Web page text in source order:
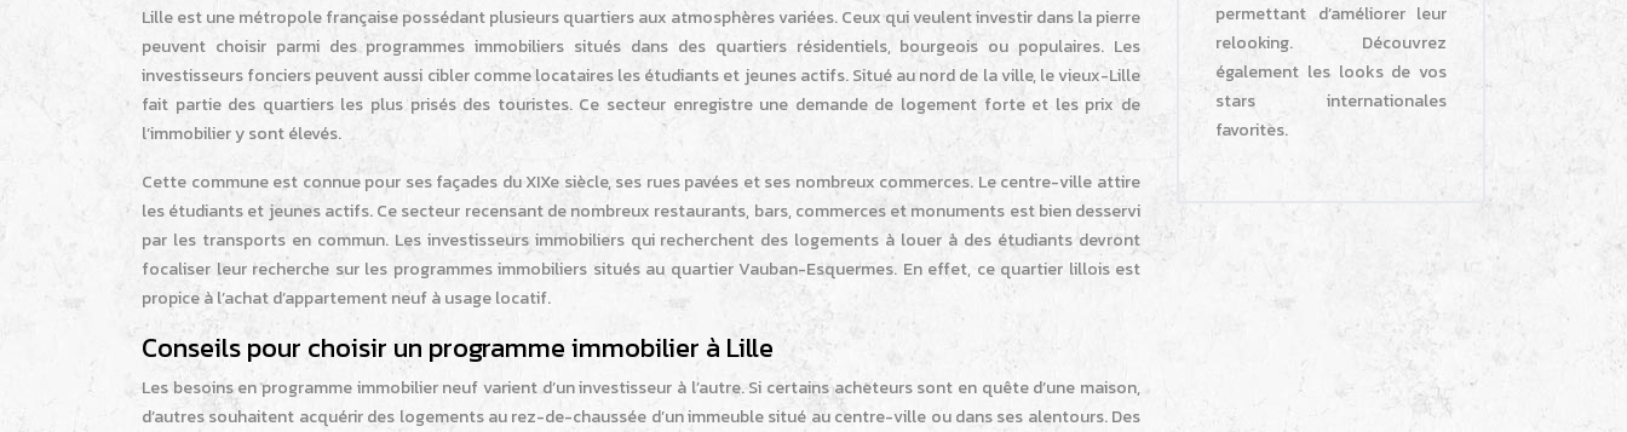
Lille est une métropole française possédant plusieurs quartiers aux atmosphères variées. Ceux qui veulent investir dans la pierre
peuvent choisir parmi des programmes immobiliers situés dans des quartiers résidentiels, bourgeois ou populaires. Les
investisseurs fonciers peuvent aussi cibler comme locataires les étudiants et jeunes actifs. Situé au nord de la ville, le vieux-Lille
fait partie des quartiers les plus prisés des touristes. Ce secteur enregistre une demande de logement forte et les prix de
l’immobilier y sont élevés.
Cette commune est connue pour ses façades du XIXe siècle, ses rues pavées et ses nombreux commerces. Le centre-ville attire
les étudiants et jeunes actifs. Ce secteur recensant de nombreux restaurants, bars, commerces et monuments est bien desservi
par les transports en commun. Les investisseurs immobiliers qui recherchent des logements à louer à des étudiants devront
focaliser leur recherche sur les programmes immobiliers situés au quartier Vauban-Esquermes. En effet, ce quartier lillois est
propice à l’achat d’appartement neuf à usage locatif.
Conseils pour choisir un programme immobilier à Lille
Les besoins en programme immobilier neuf varient d’un investisseur à l’autre. Si certains acheteurs sont en quête d’une maison,
d’autres souhaitent acquérir des logements au rez-de-chaussée d’un immeuble situé au centre-ville ou dans ses alentours. Des
permettant d’améliorer leur
relooking. Découvrez
également les looks de vos
stars internationales
favorites.